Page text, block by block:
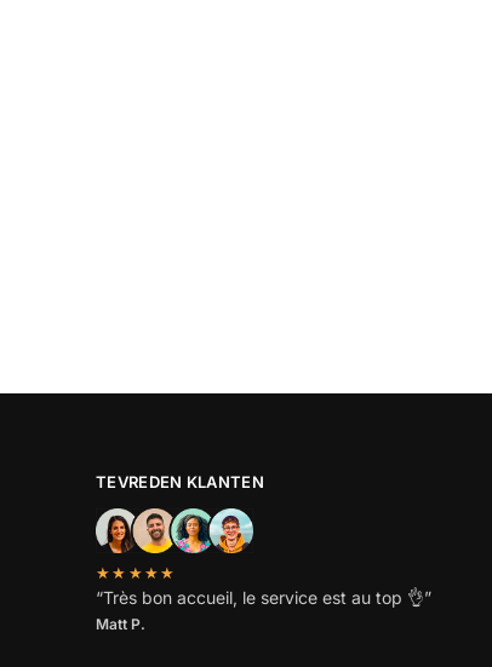
TEVREDEN KLANTEN
★★★★★
“Très bon accueil, le service est au top 👌”
Matt P.